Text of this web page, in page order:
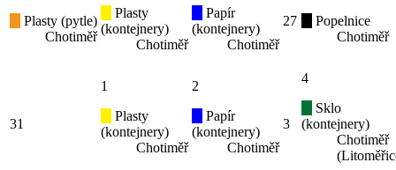
Plasty (pytle)
Chotiměř
Plasty
(kontejnery)
Chotiměř
Papír
(kontejnery)
Chotiměř
27
Popelnice
Chotiměř
31
1
Plasty
(kontejnery)
Chotiměř
2
Papír
(kontejnery)
Chotiměř
3
4
Sklo
(kontejnery)
Chotiměř